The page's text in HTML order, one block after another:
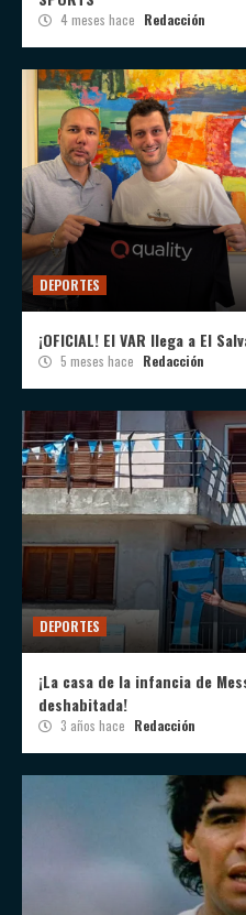
4 meses hace Redacción
DEPORTES
¡OFICIAL! El VAR llega a El
5 meses hace Redacción
DEPORTES
¡La casa de la infancia de
deshabitada!
3 años hace Redacción